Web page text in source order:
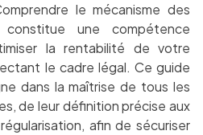
le mécanisme des
constitue une compétence
la rentabilité de votre
le cadre légal. Ce guide
dans la maîtrise de tous les
de leur définition précise aux
afin de sécuriser